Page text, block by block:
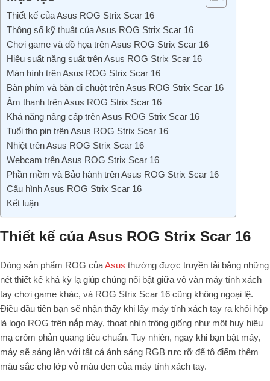
Thiết kế của Asus ROG Strix Scar 16
Thông số kỹ thuật của Asus ROG Strix Scar 16
Chơi game và đồ họa trên Asus ROG Strix Scar 16
Hiệu suất năng suất trên Asus ROG Strix Scar 16
Màn hình trên Asus ROG Strix Scar 16
Bàn phím và bàn di chuột trên Asus ROG Strix Scar 16
Âm thanh trên Asus ROG Strix Scar 16
Khả năng nâng cấp trên Asus ROG Strix Scar 16
Tuổi thọ pin trên Asus ROG Strix Scar 16
Nhiệt trên Asus ROG Strix Scar 16
Webcam trên Asus ROG Strix Scar 16
Phần mềm và Bảo hành trên Asus ROG Strix Scar 16
Cấu hình Asus ROG Strix Scar 16
Kết luận
Thiết kế của Asus ROG Strix Scar 16
Dòng sản phẩm ROG củaAsus thường được truyền tải bằng những
nét thiết kế khá kỳ lạ giúp chúng nổi bật giữa vô vàn máy tính xách
tay chơi game khác, và ROG Strix Scar 16 cũng không ngoại lệ.
Điều đầu tiên bạn sẽ nhận thấy khi lấy máy tính xách tay ra khỏi hộp
là logo ROG trên nắp máy, thoạt nhìn trông giống như một huy hiệu
mạ crôm phản quang tiêu chuẩn. Tuy nhiên, ngay khi bạn bật máy,
máy sẽ sáng lên với tất cả ánh sáng RGB rực rỡ để tô điểm thêm
màu sắc cho lớp vỏ màu đen của máy tính xách tay.